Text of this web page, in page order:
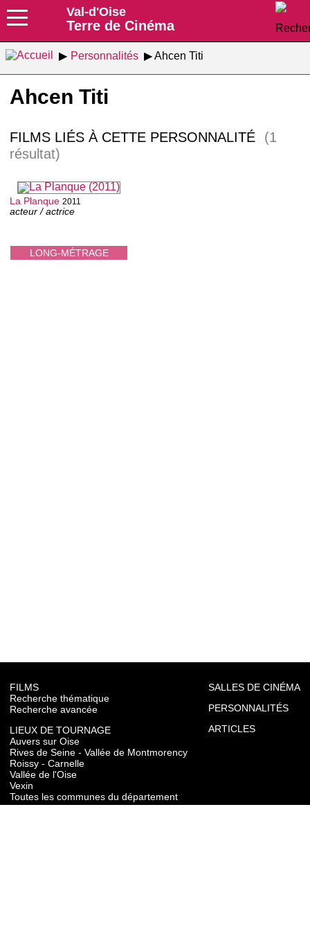
Val-d'Oise
Terre de Cinéma
Personnalités Ahcen Titi
Ahcen Titi
FILMS LIÉS À CETTE PERSONNALITÉ
(1
résultat)
LONG-MÉTRAGE
La Planque 2011
acteur / actrice
FILMS
Recherche thématique
Recherche avancée
LIEUX DE TOURNAGE
Auvers sur Oise
Rives de Seine - Vallée de Montmorency
Roissy - Carnelle
Vallée de l'Oise
Vexin
Toutes les communes du département
SALLES DE CINÉMA
PERSONNALITÉS
ARTICLES